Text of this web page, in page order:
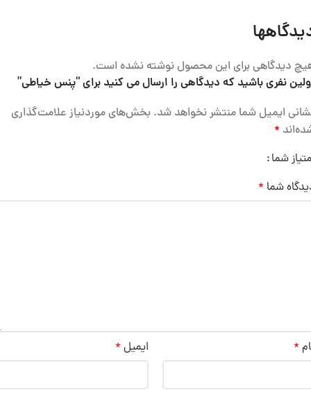
دیدگاهی برای این محصول نوشته نشده است.
نفری باشید که دیدگاهی را ارسال می کنید برای “پنس خیاطی”
ایمیل شما منتشر نخواهد شد. بخش‌های موردنیاز علامت‌گذاری
*
شما
شما *
* ایمیل *